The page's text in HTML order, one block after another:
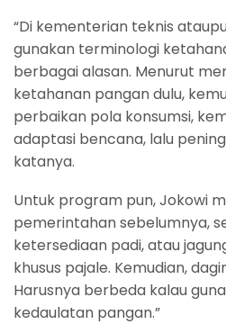
“Di kementerian teknis
gunakan terminologi
berbagai alasan. Menurut
ketahanan pangan dulu,
perbaikan pola konsumsi,
adaptasi bencana, lalu
katanya.
Untuk program pun, Jokowi
pemerintahan sebelumnya,
ketersediaan padi, atau
khusus pajale. Kemudian,
Harusnya berbeda kalau
kedaulatan pangan.”